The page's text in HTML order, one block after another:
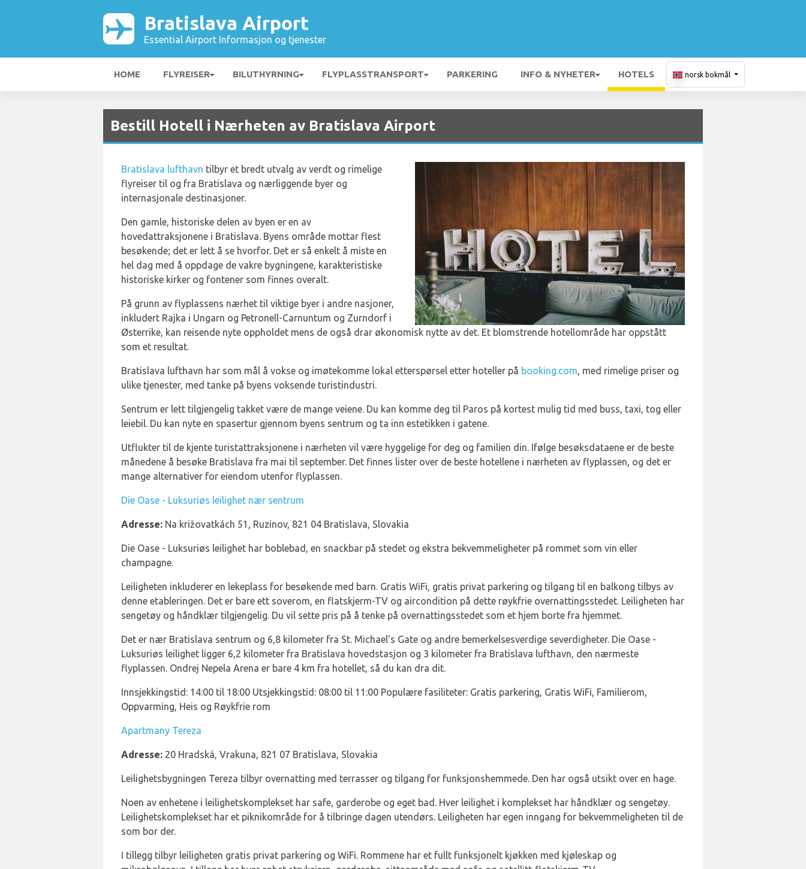
Bratislava Airport
Essential Airport Informasjon og tjenester
HOME FLYREISER BILUTHYRNING FLYPLASSTRANSPORT PARKERING INFO & NYHETER HOTELS norsk bokmål
Bestill Hotell i Nærheten av Bratislava Airport
Bratislava lufthavn tilbyr et bredt utvalg av verdt og rimelige
flyreiser til og fra Bratislava og nærliggende byer og
internasjonale destinasjoner.
Den gamle, historiske delen av byen er en av
hovedattraksjonene i Bratislava. Byens område mottar flest
besøkende; det er lett å se hvorfor. Det er så enkelt å miste en
hel dag med å oppdage de vakre bygningene, karakteristiske
historiske kirker og fontener som finnes overalt.
På grunn av flyplassens nærhet til viktige byer i andre nasjoner,
inkludert Rajka i Ungarn og Petronell-Carnuntum og Zurndorf i
Østerrike, kan reisende nyte oppholdet mens de også drar økonomisk nytte av det. Et blomstrende hotellområde har oppstått
som et resultat.
Bratislava lufthavn har som mål å vokse og imøtekomme lokal etterspørsel etter hoteller på booking.com, med rimelige priser og
ulike tjenester, med tanke på byens voksende turistindustri.
Sentrum er lett tilgjengelig takket være de mange veiene. Du kan komme deg til Paros på kortest mulig tid med buss, taxi, tog eller
leiebil. Du kan nyte en spasertur gjennom byens sentrum og ta inn estetikken i gatene.
Utflukter til de kjente turistattraksjonene i nærheten vil være hyggelige for deg og familien din. Ifølge besøksdataene er de beste
månedene å besøke Bratislava fra mai til september. Det finnes lister over de beste hotellene i nærheten av flyplassen, og det er
mange alternativer for eiendom utenfor flyplassen.
Die Oase - Luksuriøs leilighet nær sentrum
Adresse: Na križovatkách 51, Ruzinov, 821 04 Bratislava, Slovakia
Die Oase - Luksuriøs leilighet har boblebad, en snackbar på stedet og ekstra bekvemmeligheter på rommet som vin eller
champagne.
Leiligheten inkluderer en lekeplass for besøkende med barn. Gratis WiFi, gratis privat parkering og tilgang til en balkong tilbys av
denne etableringen. Det er bare ett soverom, en flatskjerm-TV og aircondition på dette røykfrie overnattingsstedet. Leiligheten har
sengetøy og håndklær tilgjengelig. Du vil sette pris på å tenke på overnattingsstedet som et hjem borte fra hjemmet.
Det er nær Bratislava sentrum og 6,8 kilometer fra St. Michael's Gate og andre bemerkelsesverdige severdigheter. Die Oase -
Luksuriøs leilighet ligger 6,2 kilometer fra Bratislava hovedstasjon og 3 kilometer fra Bratislava lufthavn, den nærmeste
flyplassen. Ondrej Nepela Arena er bare 4 km fra hotellet, så du kan dra dit.
Innsjekkingstid: 14:00 til 18:00 Utsjekkingstid: 08:00 til 11:00 Populære fasiliteter: Gratis parkering, Gratis WiFi, Familierom,
Oppvarming, Heis og Røykfrie rom
Apartmany Tereza
Adresse: 20 Hradská, Vrakuna, 821 07 Bratislava, Slovakia
Leilighetsbygningen Tereza tilbyr overnatting med terrasser og tilgang for funksjonshemmede. Den har også utsikt over en hage.
Noen av enhetene i leilighetskomplekset har safe, garderobe og eget bad. Hver leilighet i komplekset har håndklær og sengetøy.
Leilighetskomplekset har et piknikområde for å tilbringe dagen utendørs. Leiligheten har egen inngang for bekvemmeligheten til de
som bor der.
I tillegg tilbyr leiligheten gratis privat parkering og WiFi. Rommene har et fullt funksjonelt kjøkken med kjøleskap og